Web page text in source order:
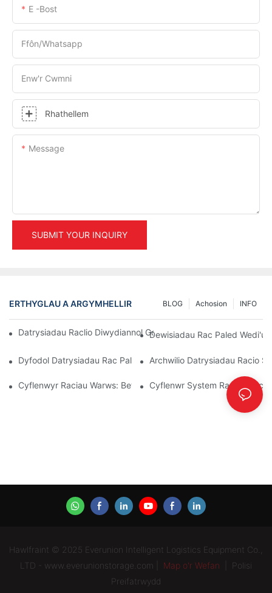
E -bost
Ffôn/whatsapp
Enw'r Cwmni
Rhathellem
Message
SUBMIT YOUR INQUIRY
ERTHYGLAU A ARGYMHELLIR INFO
Achosion
BLOG
Datrysiadau Raclio Diwydiannol Gorau Ar Gyfer Rheoli Warws
Dewisiadau Rac Paled Wedi'u
Dyfodol Datrysiadau Rac Pallet: Tueddiadau Ac Arloesiadau
Archwilio Datrysiadau Racio
Cyflenwyr Raciau Warws: Beth I Chwilio Amdano
Cyflenwr System Racio:
Hawlfraint © 2025 Everunion Intelligent Logistics Equipment Co.,
LTD - www.everunionstorage.com |
Map o'r Wefan
Polisi
Preifatrwydd